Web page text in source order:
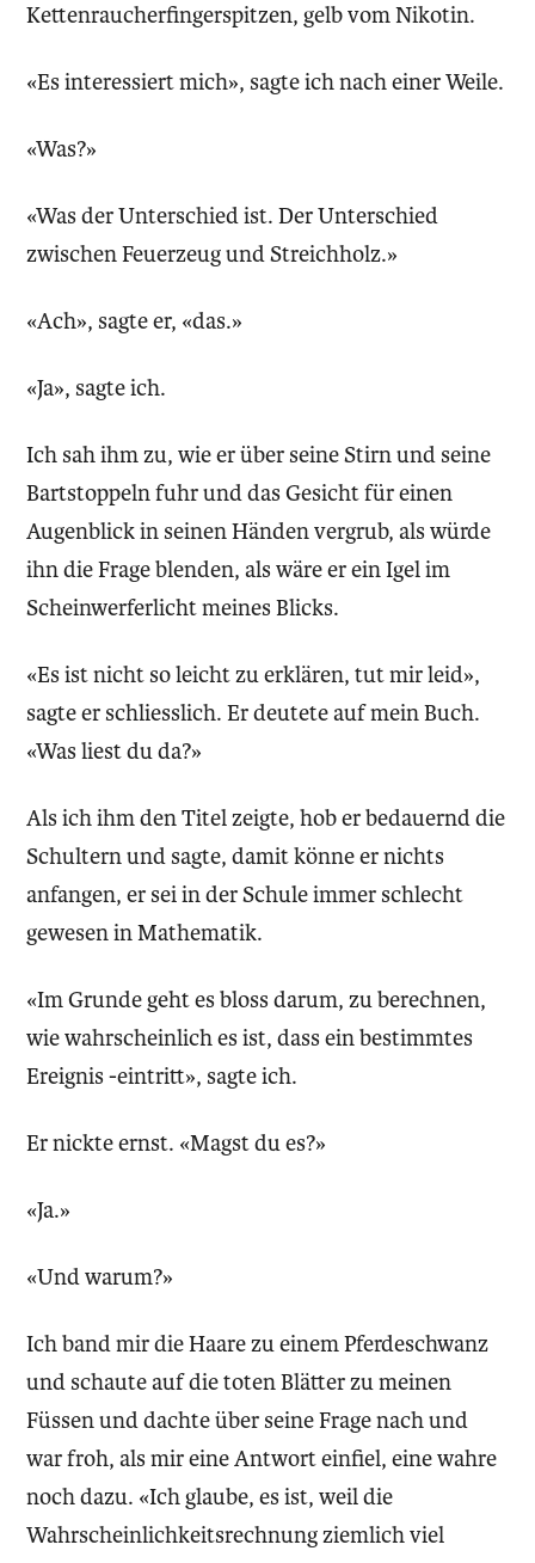
Kettenraucherfingerspitzen, gelb vom Nikotin.
«Es interessiert mich», sagte ich nach einer Weile.
«Was?»
«Was der Unterschied ist. Der Unterschied
zwischen Feuerzeug und Streichholz.»
«Ach», sagte er, «das.»
«Ja», sagte ich.
Ich sah ihm zu, wie er über seine Stirn und seine
Bartstoppeln fuhr und das Gesicht für einen
Augenblick in seinen Händen vergrub, als würde
ihn die Frage blenden, als wäre er ein Igel im
Scheinwerferlicht meines Blicks.
«Es ist nicht so leicht zu erklären, tut mir leid»,
sagte er schliesslich. Er deutete auf mein Buch.
«Was liest du da?»
Als ich ihm den Titel zeigte, hob er bedauernd die
Schultern und sagte, damit könne er nichts
anfangen, er sei in der Schule immer schlecht
gewesen in Mathematik.
«Im Grunde geht es bloss darum, zu berechnen,
wie wahrscheinlich es ist, dass ein bestimmtes
Ereignis -eintritt», sagte ich.
Er nickte ernst. «Magst du es?»
«Ja.»
«Und warum?»
Ich band mir die Haare zu einem Pferdeschwanz
und schaute auf die toten Blätter zu meinen
Füssen und dachte über seine Frage nach und
war froh, als mir eine Antwort einfiel, eine wahre
noch dazu. «Ich glaube, es ist, weil die
Wahrscheinlichkeitsrechnung ziemlich viel